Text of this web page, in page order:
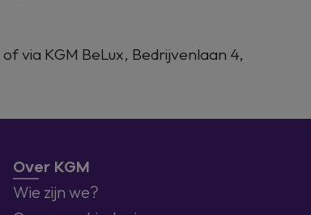
of via KGM BeLux, Bedrijvenlaan 4,
Over KGM
Wie zijn we?